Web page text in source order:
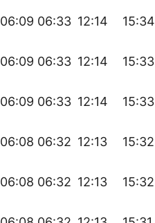
06:09 06:33 12:14 15:34
06:09 06:33 12:14 15:33
06:09 06:33 12:14 15:33
06:08 06:32 12:13 15:32
06:08 06:32 12:13 15:32